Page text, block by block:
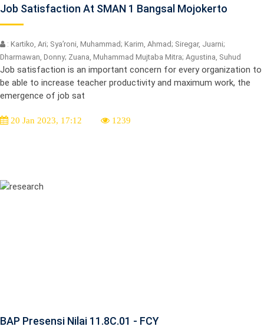
Job Satisfaction At SMAN 1 Bangsal Mojokerto
: Kartiko, Ari; Sya’roni, Muhammad; Karim, Ahmad; Siregar, Juarni;
Dharmawan, Donny; Zuana, Muhammad Mujtaba Mitra; Agustina, Suhud
Job satisfaction is an important concern for every organization to
be able to increase teacher productivity and maximum work, the
emergence of job sat
20 Jan 2023, 17:12 1239
BAP Presensi Nilai 11.8C.01 - FCY